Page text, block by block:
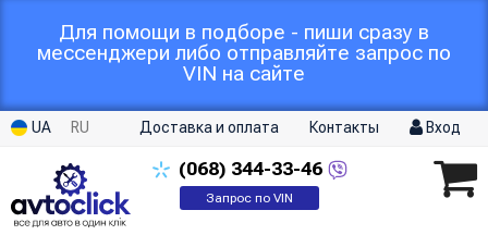
Для помощи в подборе - пиши сразу в
мессенджери либо отправляйте запрос по
VIN на сайте
UA RU Доставка и оплата Контакты Вход
(068) 344-33-46
Запрос по VIN